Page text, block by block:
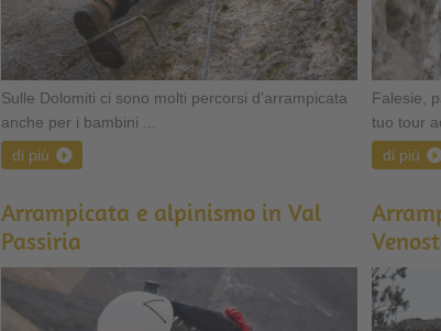
Sulle Dolomiti ci sono molti percorsi d'arrampicata
anche per i bambini ...
di più
Falesie,
tuo tour
di più
Arrampicata e alpinismo in Val
Passiria